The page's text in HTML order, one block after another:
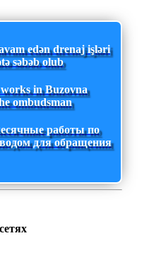
edən drenaj işləri
səbəb olub
in Buzovna
ombudsman
работы по
для обращения